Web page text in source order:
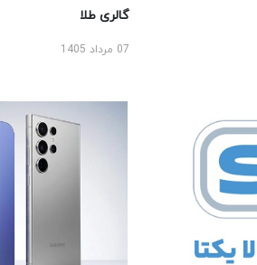
گالری طلا
07 مرداد 1405